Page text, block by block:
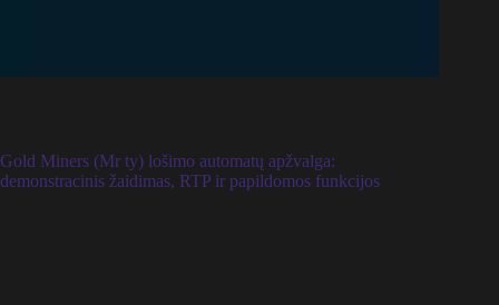
Gold Miners (Mr ty) lošimo automatų apžvalga:
demonstracinis žaidimas, RTP ir papildomos funkcijos